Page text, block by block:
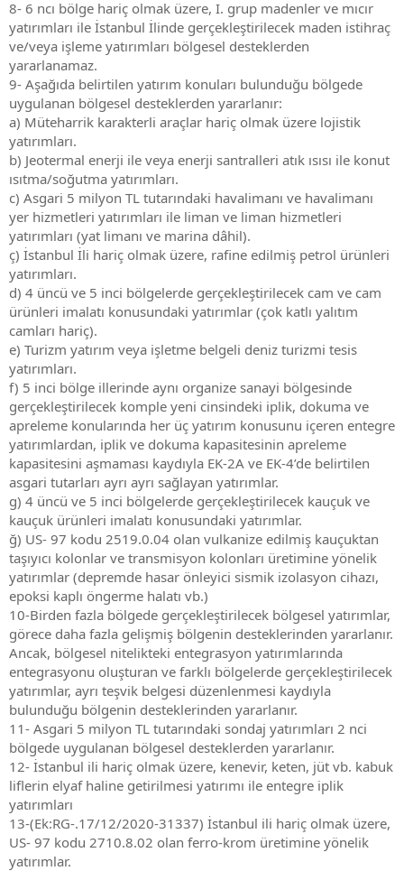
8- 6 ncı bölge hariç olmak üzere, I. grup madenler ve mıcır
yatırımları ile İstanbul İlinde gerçekleştirilecek maden istihraç
ve/veya işleme yatırımları bölgesel desteklerden
yararlanamaz.
9- Aşağıda belirtilen yatırım konuları bulunduğu bölgede
uygulanan bölgesel desteklerden yararlanır:
a) Müteharrik karakterli araçlar hariç olmak üzere lojistik
yatırımları.
b) Jeotermal enerji ile veya enerji santralleri atık ısısı ile konut
ısıtma/soğutma yatırımları.
c) Asgari 5 milyon TL tutarındaki havalimanı ve havalimanı
yer hizmetleri yatırımları ile liman ve liman hizmetleri
yatırımları (yat limanı ve marina dâhil).
ç) İstanbul İli hariç olmak üzere, rafine edilmiş petrol ürünleri
yatırımları.
d) 4 üncü ve 5 inci bölgelerde gerçekleştirilecek cam ve cam
ürünleri imalatı konusundaki yatırımlar (çok katlı yalıtım
camları hariç).
e) Turizm yatırım veya işletme belgeli deniz turizmi tesis
yatırımları.
f) 5 inci bölge illerinde aynı organize sanayi bölgesinde
gerçekleştirilecek komple yeni cinsindeki iplik, dokuma ve
apreleme konularında her üç yatırım konusunu içeren entegre
yatırımlardan, iplik ve dokuma kapasitesinin apreleme
kapasitesini aşmaması kaydıyla EK-2A ve EK-4’de belirtilen
asgari tutarları ayrı ayrı sağlayan yatırımlar.
g) 4 üncü ve 5 inci bölgelerde gerçekleştirilecek kauçuk ve
kauçuk ürünleri imalatı konusundaki yatırımlar.
ğ) US- 97 kodu 2519.0.04 olan vulkanize edilmiş kauçuktan
taşıyıcı kolonlar ve transmisyon kolonları üretimine yönelik
yatırımlar (depremde hasar önleyici sismik izolasyon cihazı,
epoksi kaplı öngerme halatı vb.)
10-Birden fazla bölgede gerçekleştirilecek bölgesel yatırımlar,
görece daha fazla gelişmiş bölgenin desteklerinden yararlanır.
Ancak, bölgesel nitelikteki entegrasyon yatırımlarında
entegrasyonu oluşturan ve farklı bölgelerde gerçekleştirilecek
yatırımlar, ayrı teşvik belgesi düzenlenmesi kaydıyla
bulunduğu bölgenin desteklerinden yararlanır.
11- Asgari 5 milyon TL tutarındaki sondaj yatırımları 2 nci
bölgede uygulanan bölgesel desteklerden yararlanır.
12- İstanbul ili hariç olmak üzere, kenevir, keten, jüt vb. kabuk
liflerin elyaf haline getirilmesi yatırımı ile entegre iplik
yatırımları
13-(Ek:RG-.17/12/2020-31337) İstanbul ili hariç olmak üzere,
US- 97 kodu 2710.8.02 olan ferro-krom üretimine yönelik
yatırımlar.